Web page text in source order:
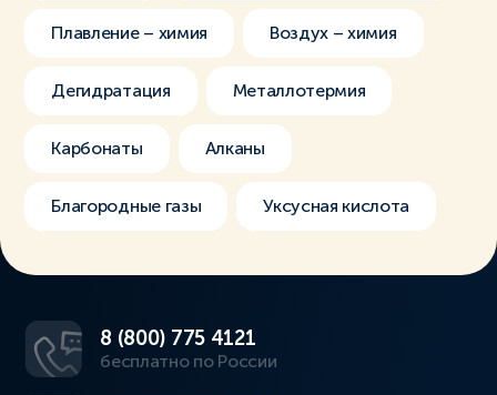
Плавление – химия Воздух – химия
Дегидратация Металлотермия
Карбонаты Алканы
Благородные газы Уксусная кислота
8 (800) 775 4121
бесплатно по России